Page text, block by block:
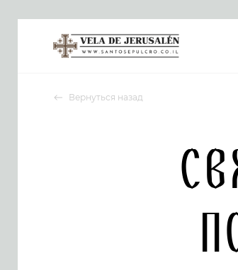
Вернуться назад